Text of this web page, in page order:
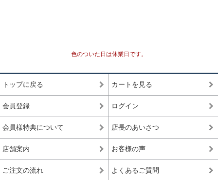
国内でトップクオリティ *1として販売されているライ
一般的に天然石市場に流通しており、国内・国外問
きるブレスレット
入門モデル
ルチルクォーツが初めての方や、低価格でも品質の
良いルチルクォーツを楽しみたい方にお勧めの入門
ブレスレット
※上記の階級は、主に産出量の最も多いゴールドルチルクォーツを対象に適
色のついた日は休業日です。
トップに戻る カートを見る
会員登録 ログイン
会員様特典について 店長のあいさつ
店舗案内 お客様の声
ご注文の流れ よくあるご質問